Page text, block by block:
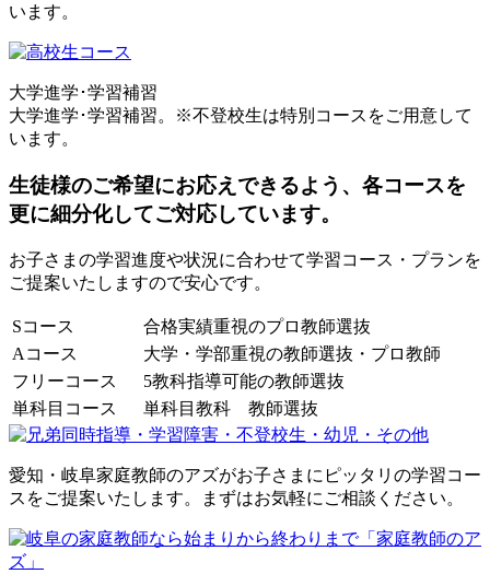
います。
大学進学･学習補習
大学進学･学習補習。※不登校生は特別コースをご用意して
います。
生徒様のご希望にお応えできるよう、各コースを
更に細分化してご対応しています。
お子さまの学習進度や状況に合わせて学習コース・プランを
ご提案いたしますので安心です。
Sコース
合格実績重視のプロ教師選抜
Aコース
大学・学部重視の教師選抜・プロ教師
フリーコース
5教科指導可能の教師選抜
単科目コース
単科目教科 教師選抜
愛知・岐阜家庭教師のアズがお子さまにピッタリの学習コー
スをご提案いたします。まずはお気軽にご相談ください。